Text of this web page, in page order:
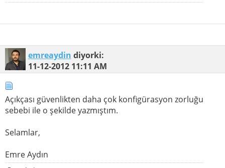
emreaydin diyorki:
11-12-2012 11:11 AM
Açıkçası güvenlikten daha çok konfigürasyon zorluğu
sebebi ile o şekilde yazmıştım.
Selamlar,
Emre Aydın